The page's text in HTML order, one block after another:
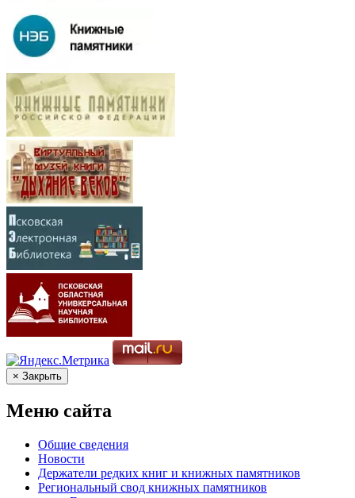
× Закрыть
Меню сайта
Общие сведения
Новости
Держатели редких книг и книжных памятников
Региональный свод книжных памятников